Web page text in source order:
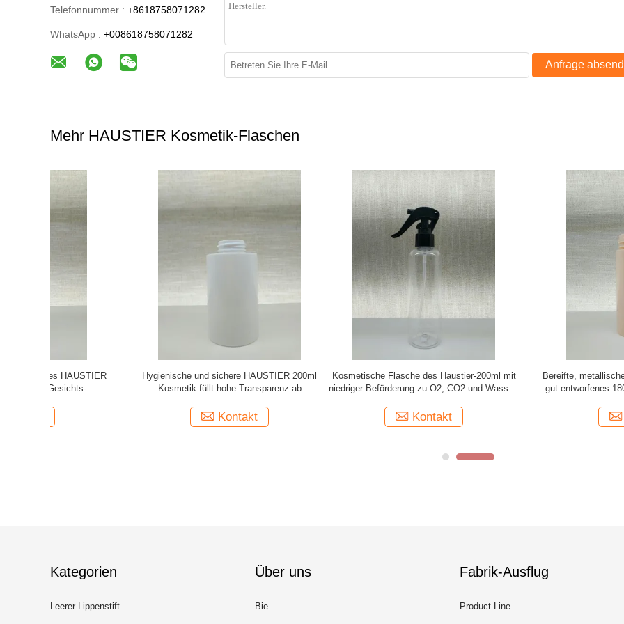
Telefonnummer : +8618758071282
WhatsApp : +008618758071282
Anfrage
Mehr HAUSTIER Kosmetik-Flaschen
Kosmetische Flasche des Haustier-200ml mit
niedriger Beförderung zu O2, CO2 und Wasser-
Bereifte, metallische HAUSTIER Kosmetik füllt
gut entworfenes 180ml für Gesichts-Creme ab
Öl u. fettes Widerstand
kosmetische Flaschen/
Kategorien
Leerer Lippenstift
Über uns
Bie
Fabrik-Ausflug
Product Line